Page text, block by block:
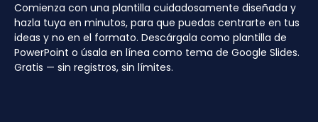
Comienza con una plantilla cuidadosamente diseñada y
hazla tuya en minutos, para que puedas centrarte en tus
ideas y no en el formato. Descárgala como plantilla de
PowerPoint o úsala en línea como tema de Google Slides.
Gratis — sin registros, sin límites.